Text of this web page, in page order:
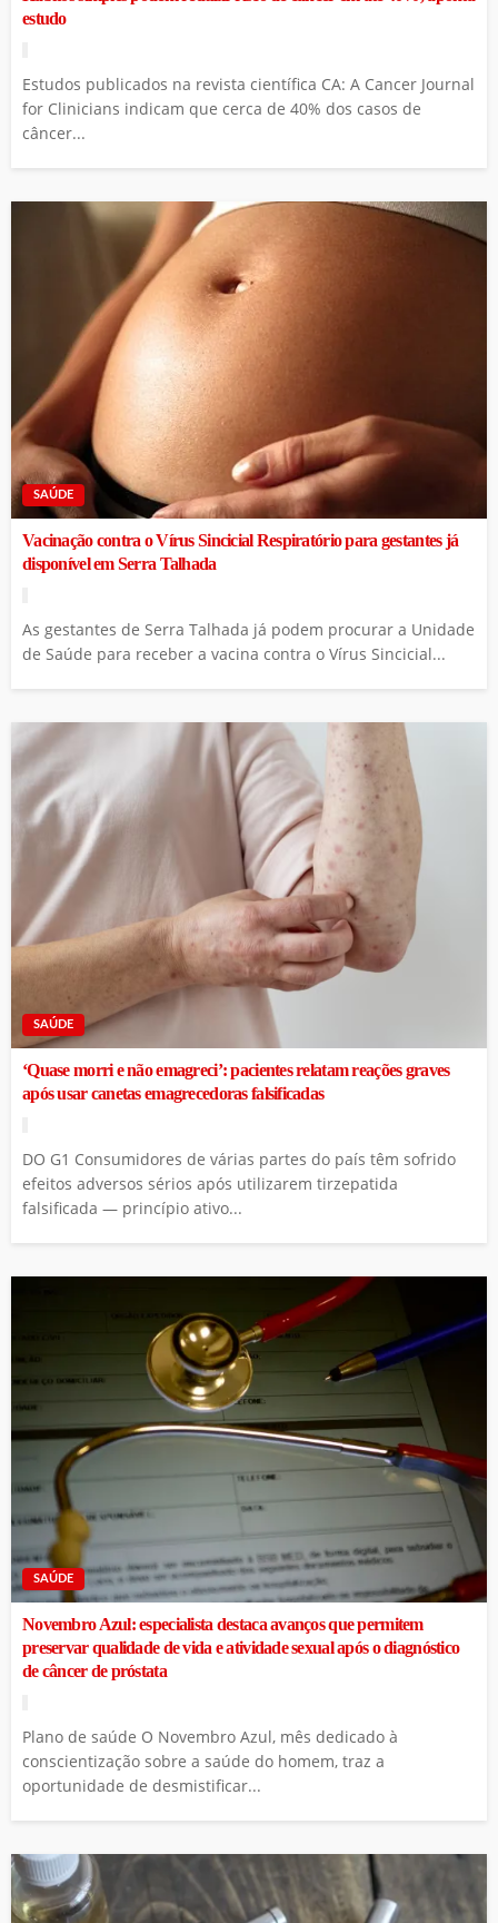
estudo
Estudos publicados na revista científica CA: A Cancer Journal
for Clinicians indicam que cerca de 40% dos casos de
câncer...
SAÚDE
Vacinação contra o Vírus Sincicial Respiratório para gestantes já
disponível em Serra Talhada
As gestantes de Serra Talhada já podem procurar a Unidade
de Saúde para receber a vacina contra o Vírus Sincicial...
SAÚDE
‘Quase morri e não emagreci’: pacientes relatam reações graves
após usar canetas emagrecedoras falsificadas
DO G1 Consumidores de várias partes do país têm sofrido
efeitos adversos sérios após utilizarem tirzepatida
falsificada — princípio ativo...
SAÚDE
Novembro Azul: especialista destaca avanços que permitem
preservar qualidade de vida e atividade sexual após o diagnóstico
de câncer de próstata
Plano de saúde O Novembro Azul, mês dedicado à
conscientização sobre a saúde do homem, traz a
oportunidade de desmistificar...